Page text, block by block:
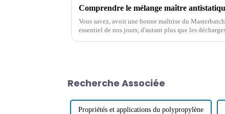
Comprendre le mélange maître
Vous savez, avoir une bonne maîtrise du
essentiel de nos jours, d'autant plus que les
Recherche Associée
Propriétés et applications du polypropylène